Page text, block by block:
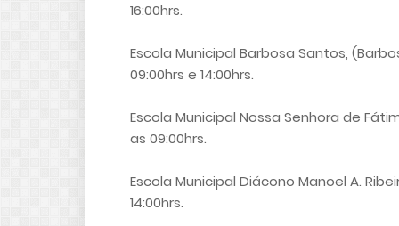
16:00hrs.
Escola Municipal Barbosa Santos,
09:00hrs e 14:00hrs.
Escola Municipal Nossa Senhora de
as 09:00hrs.
Escola Municipal Diácono Manoel A.
14:00hrs.